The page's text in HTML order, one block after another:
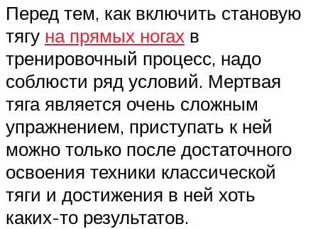
Перед тем, как включить становую
тягу на прямых ногах в
тренировочный процесс, надо
соблюсти ряд условий. Мертвая
тяга является очень сложным
упражнением, приступать к ней
можно только после достаточного
освоения техники классической
тяги и достижения в ней хоть
каких-то результатов.